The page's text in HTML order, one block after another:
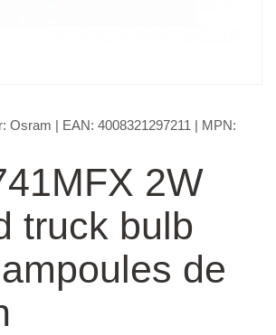
Osram | EAN: 4008321297211 | MPN:
2W
truck bulb
de